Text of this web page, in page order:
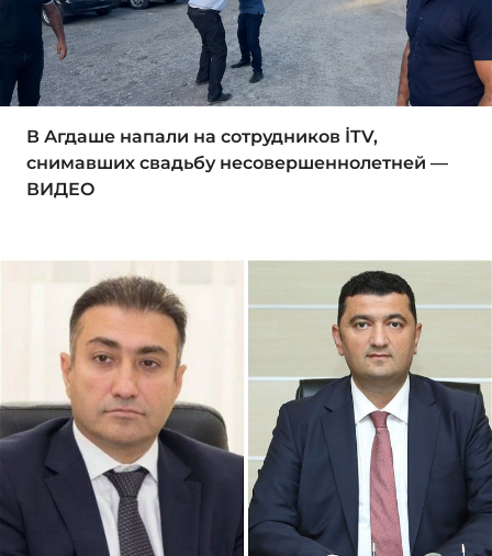
В Агдаше напали на сотрудников İTV,
снимавших свадьбу несовершеннолетней —
ВИДЕО